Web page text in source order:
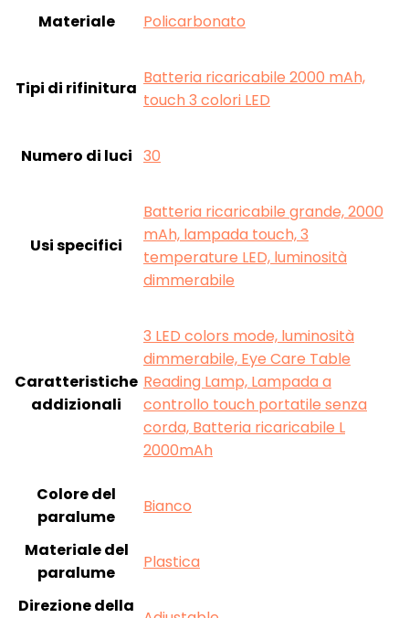
Materiale ‎Policarbonato
Tipi di rifinitura
‎Batteria ricaricabile 2000 mAh,
touch 3 colori LED
Numero di luci ‎30
Usi specifici
‎Batteria ricaricabile grande, 2000
mAh, lampada touch, 3
temperature LED, luminosità
dimmerabile
Caratteristiche
addizionali
‎3 LED colors mode, luminosità
dimmerabile, Eye Care Table
Reading Lamp, Lampada a
controllo touch portatile senza
corda, Batteria ricaricabile L
2000mAh
Colore del
paralume
‎Bianco
Materiale del
paralume
‎Plastica
Direzione della